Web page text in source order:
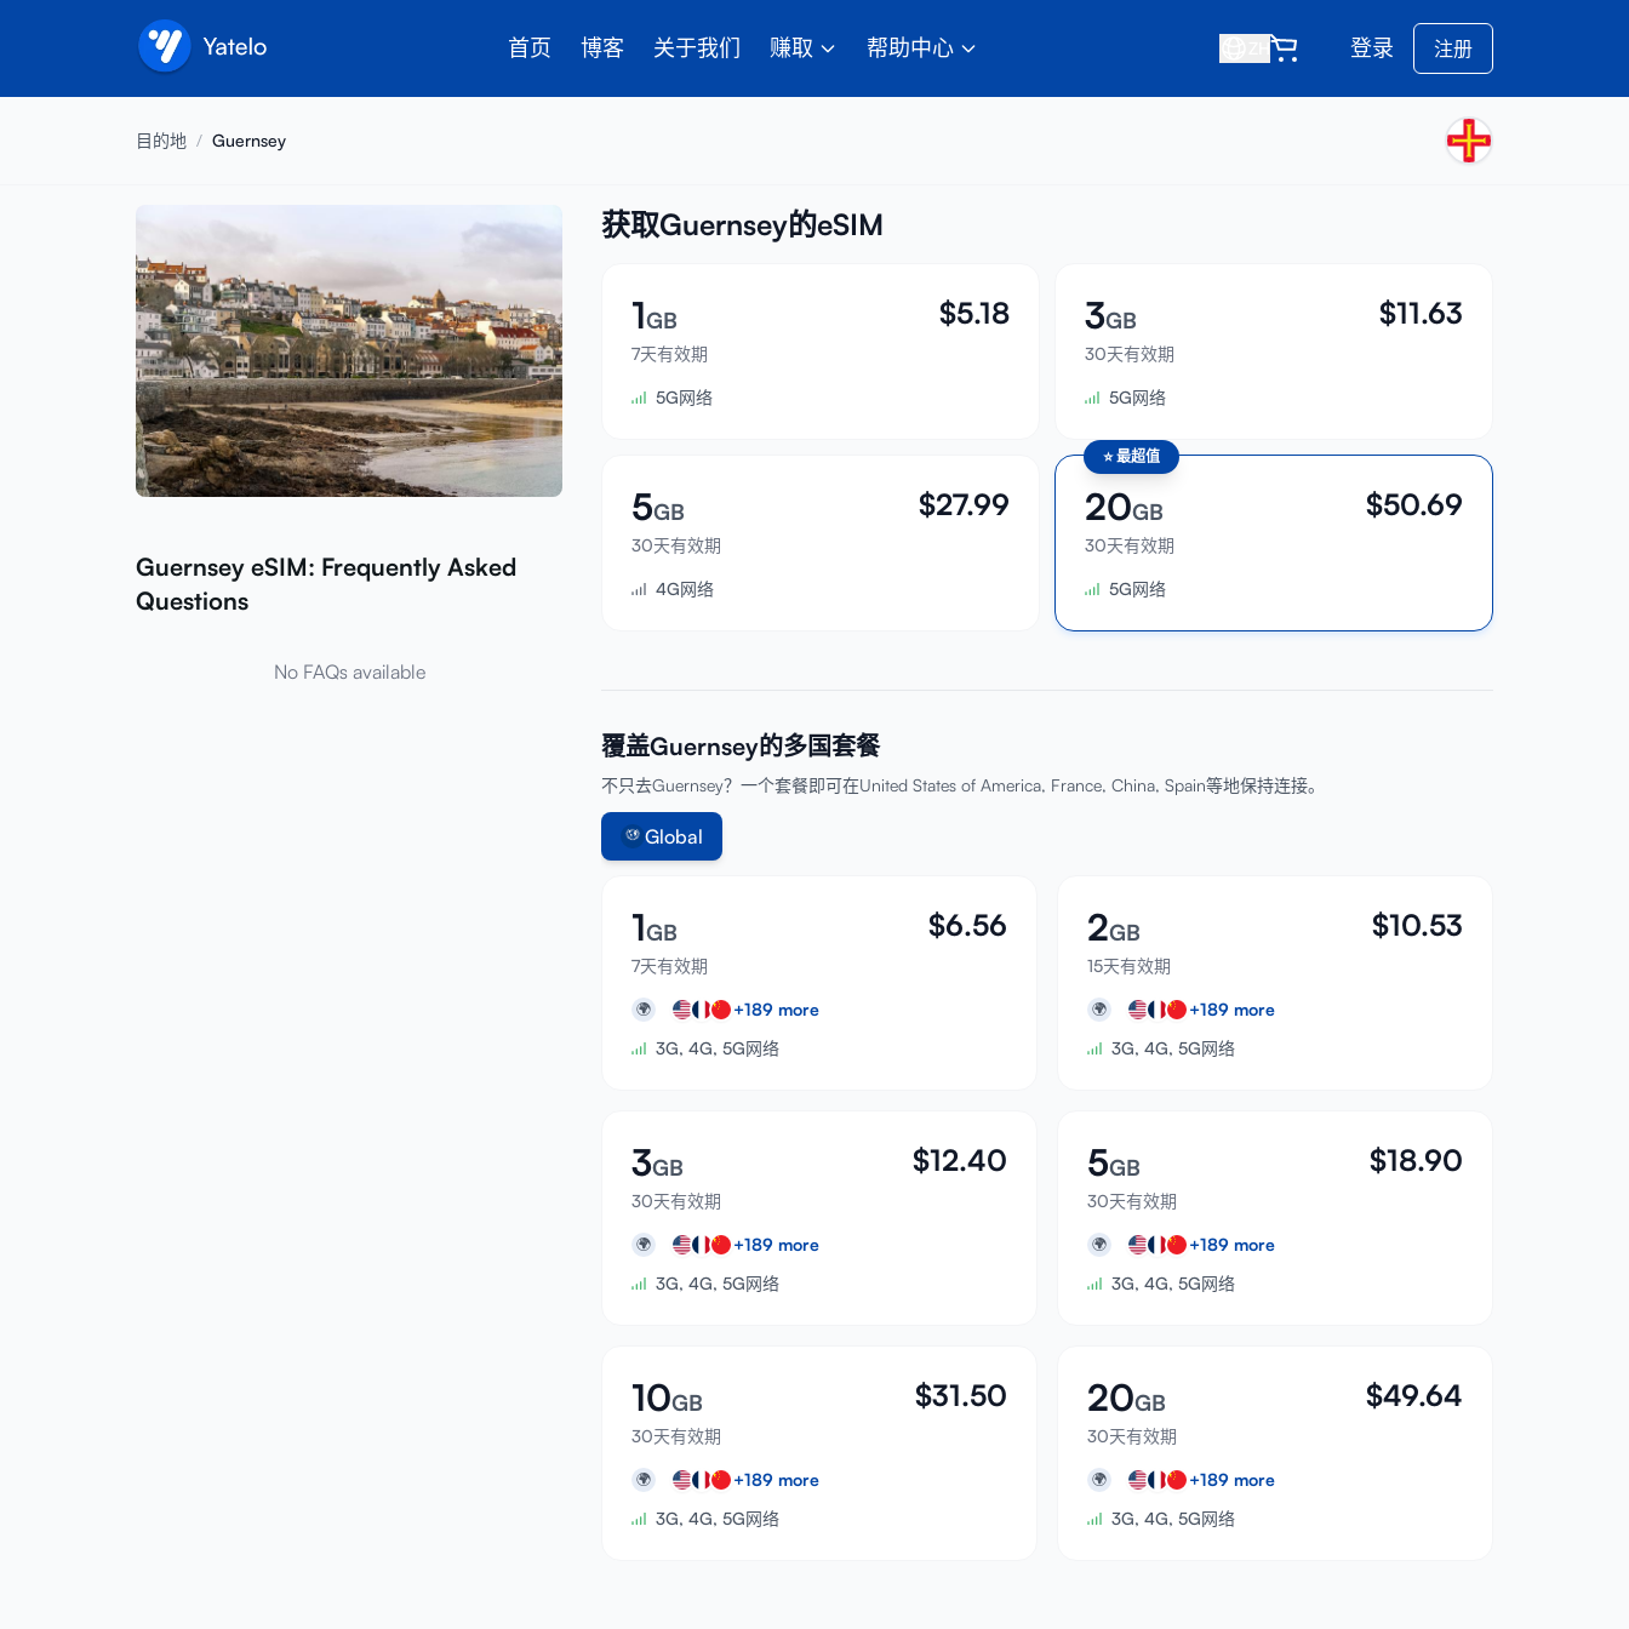
首页 博客 关于我们 赚取 帮助中心 登录 注册
目的地 / Guernsey
Guernsey eSIM: Frequently Asked
Questions
No FAQs available
获取Guernsey的eSIM
1GB
7天有效期
$5.18
5G网络
3GB
30天有效期
$11.63
5G网络
5GB
30天有效期
$27.99
4G网络
⭐最超值
20GB
30天有效期
$50.69
5G网络
覆盖Guernsey的多国套餐
不只去Guernsey？一个套餐即可在United States of America, France, China, Spain等地保持连接。
Global
1GB
7天有效期
$6.56
🌍 +189 more
3G, 4G, 5G网络
2GB
15天有效期
$10.53
🌍 +189 more
3G, 4G, 5G网络
3GB
30天有效期
$12.40
🌍 +189 more
3G, 4G, 5G网络
5GB
30天有效期
$18.90
🌍 +189 more
3G, 4G, 5G网络
10GB
30天有效期
$31.50
🌍 +189 more
3G, 4G, 5G网络
20GB
30天有效期
$49.64
🌍 +189 more
3G, 4G, 5G网络